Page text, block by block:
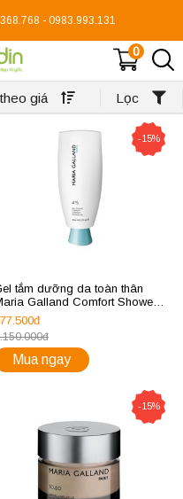
- 0983.993.131
0
giá Lọc
-15%
tắm dưỡng da toàn thân
Galland Comfort Shower
415
Mua ngay
-15%